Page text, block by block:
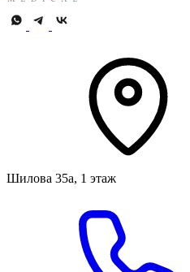
Шилова 35а, 1 этаж